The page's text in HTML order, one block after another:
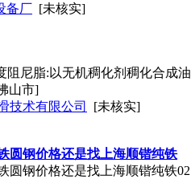
备厂 [未核实]
阻尼脂:以无机稠化剂稠化合
山市]
技术有限公司
[未核实]
圆钢价格还是找上海顺锴纯铁
圆钢价格还是找上海顺锴纯铁